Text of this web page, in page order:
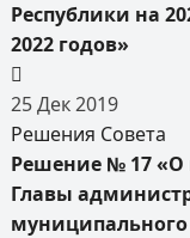
Республики на
2022 годов»
25Дек2019
Решения Совета
Решение № 17 «О
Главы
муниципального